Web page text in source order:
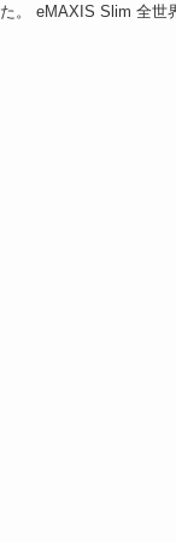
。 eMAXIS Slim 全世